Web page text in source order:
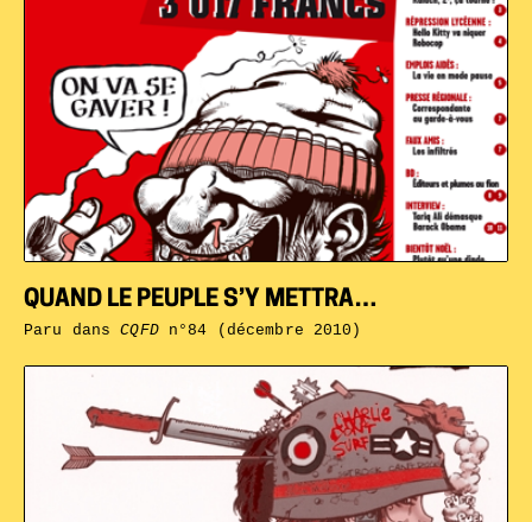
QUAND LE PEUPLE S’Y METTRA…
Paru dansCQFDn°84 (décembre 2010)